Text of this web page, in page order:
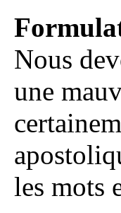
Nous
une
les mots